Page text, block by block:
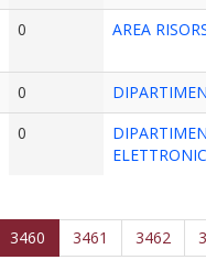
0 AREA
0
0
3460 3461 3462